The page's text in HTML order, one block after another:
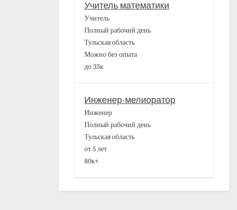
Учитель математики
Учитель
Полный рабочий день
Тульская область
Можно без опыта
до 35к
Инженер-мелиоратор
Инженер
Полный рабочий день
Тульская область
от 5 лет
80к+